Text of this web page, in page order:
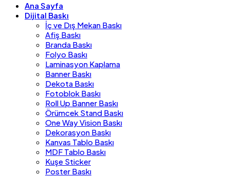
Ana Sayfa
Dijital Baskı
İç ve Dış Mekan Baskı
Afiş Baskı
Branda Baskı
Folyo Baskı
Laminasyon Kaplama
Banner Baskı
Dekota Baskı
Fotoblok Baskı
Roll Up Banner Baskı
Örümcek Stand Baskı
One Way Vision Baskı
Dekorasyon Baskı
Kanvas Tablo Baskı
MDF Tablo Baskı
Kuşe Sticker
Poster Baskı